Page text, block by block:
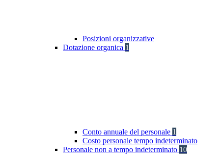
Posizioni organizzative
Dotazione organica 1
Conto annuale del personale 1
Costo personale tempo indeterminato
Personale non a tempo indeterminato 10